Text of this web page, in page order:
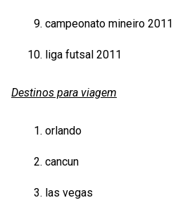
campeonato mineiro 2011
liga futsal 2011
Destinos para viagem
orlando
cancun
las vegas